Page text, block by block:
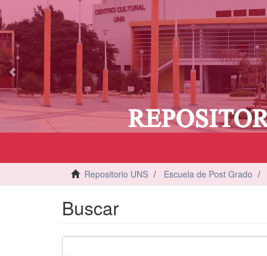
Repositorio UNS Escuela de Post Grado
Buscar